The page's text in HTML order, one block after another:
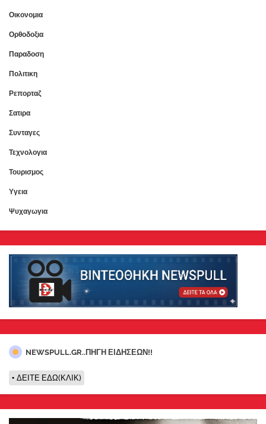
Οικονομια
Ορθοδοξια
Παραδοση
Πολιτικη
Ρεπορταζ
Σατιρα
Συνταγες
Τεχνολογια
Τουρισμος
Υγεια
Ψυχαγωγια
NEWSPULL.GR..ΠΗΓΗ ΕΙΔΗΣΕΩΝ!!
ΔΕΙΤΕ ΕΔΩ(ΚΛΙΚ)